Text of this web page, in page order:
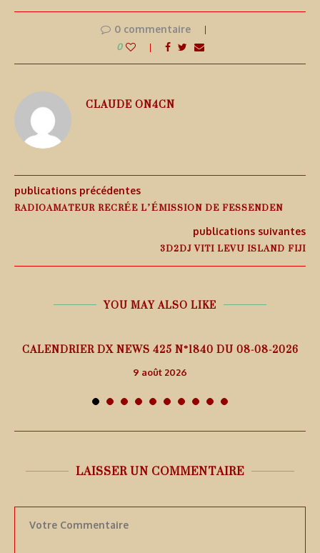
0 commentaire
0
CLAUDE ON4CN
publications précédentes
RADIOAMATEUR RECRÉE L’ÉMISSION DE FESSENDEN
publications suivantes
3D2DJ VITI LEVU ISLAND FIJI
YOU MAY ALSO LIKE
CALENDRIER DX NEWS 425 N°1840 DU 08-08-2026
9 août 2026
LAISSER UN COMMENTAIRE